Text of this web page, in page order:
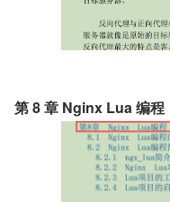
第 8 章 Nginx Lua 编程